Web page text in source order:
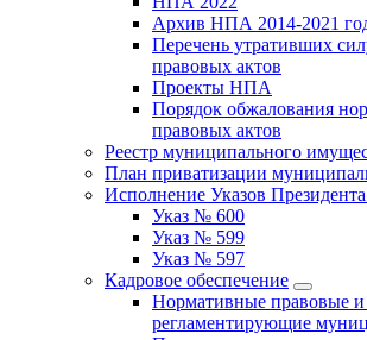
Архив НПА 2014-2021
Перечень утративших
правовых актов
Проекты НПА
Порядок обжалования
правовых актов
Реестр муниципального
План приватизации
Исполнение Указов
Указ № 600
Указ № 599
Указ № 597
Кадровое обеспечение
Нормативные правовые
регламентирующие